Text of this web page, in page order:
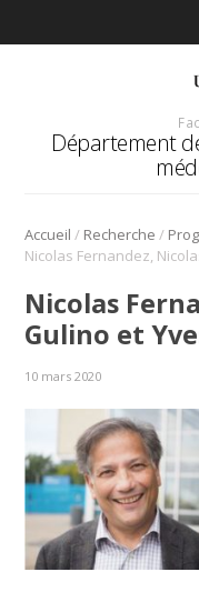
Département
Accueil / Recherche /
Nicolas
Gulino et
10 mars 2020